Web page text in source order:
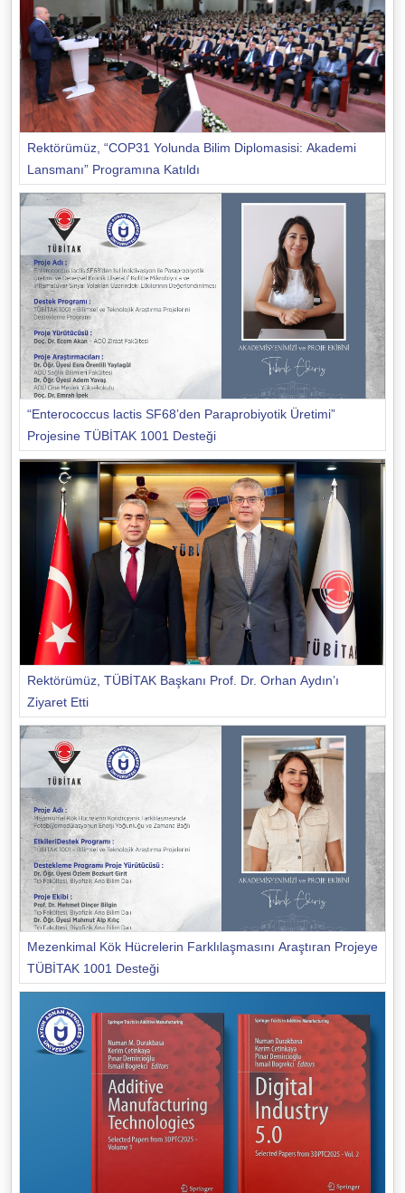
Rektörümüz, “COP31 Yolunda Bilim Diplomasisi: Akademi
Lansmanı” Programına Katıldı
“Enterococcus lactis SF68’den Paraprobiyotik Üretimi”
Projesine TÜBİTAK 1001 Desteği
Rektörümüz, TÜBİTAK Başkanı Prof. Dr. Orhan Aydın’ı
Ziyaret Etti
Mezenkimal Kök Hücrelerin Farklılaşmasını Araştıran Projeye
TÜBİTAK 1001 Desteği